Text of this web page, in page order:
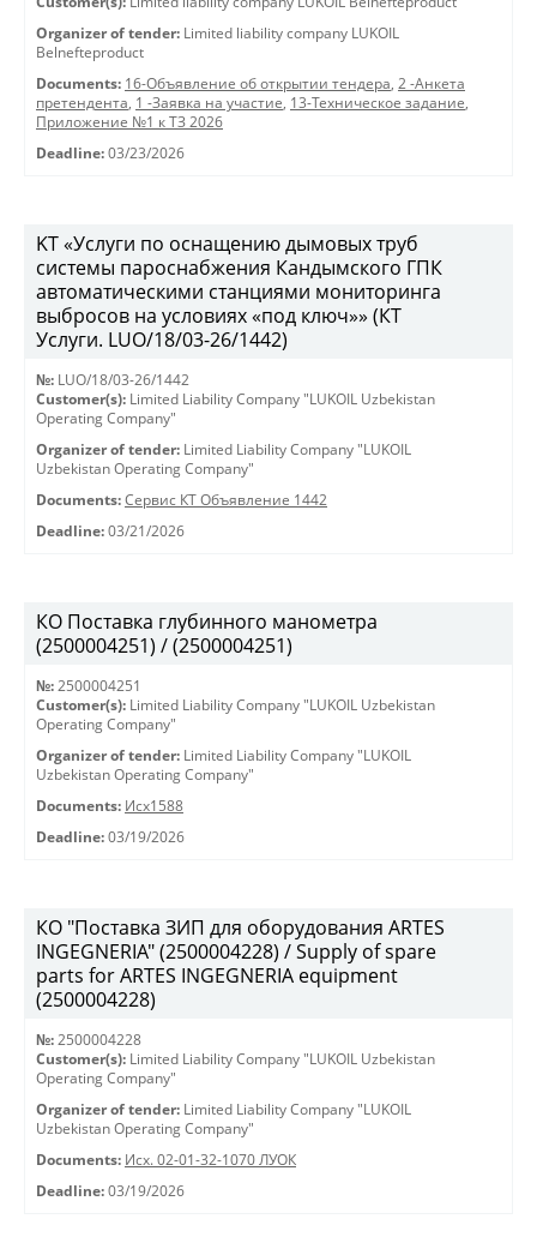
Organizer of tender: Limited liability company LUKOIL
Belnefteproduct
Documents: 16-Объявление об открытии тендера, 2 -Анкета
претендента, 1 -Заявка на участие, 13-Техническое задание,
Приложение №1 к ТЗ 2026
Deadline: 03/23/2026
KT «Услуги по оснащению дымовых труб
системы пароснабжения Кандымского ГПК
автоматическими станциями мониторинга
выбросов на условиях «под ключ»» (КТ
Услуги. LUO/18/03-26/1442)
№: LUO/18/03-26/1442
Customer(s): Limited Liability Company "LUKOIL Uzbekistan
Operating Company"
Organizer of tender: Limited Liability Company "LUKOIL
Uzbekistan Operating Company"
Documents: Сервис КТ Объявление 1442
Deadline: 03/21/2026
КО Поставка глубинного манометра
(2500004251) / (2500004251)
№: 2500004251
Customer(s): Limited Liability Company "LUKOIL Uzbekistan
Operating Company"
Organizer of tender: Limited Liability Company "LUKOIL
Uzbekistan Operating Company"
Documents: Исх1588
Deadline: 03/19/2026
КО "Поставка ЗИП для оборудования ARTES
INGEGNERIA" (2500004228) / Supply of spare
parts for ARTES INGEGNERIA equipment
(2500004228)
№: 2500004228
Customer(s): Limited Liability Company "LUKOIL Uzbekistan
Operating Company"
Organizer of tender: Limited Liability Company "LUKOIL
Uzbekistan Operating Company"
Documents: Исх. 02-01-32-1070 ЛУОК
Deadline: 03/19/2026